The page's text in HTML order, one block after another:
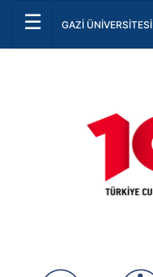
☰ GAZİ ÜNİVERSİTESİ